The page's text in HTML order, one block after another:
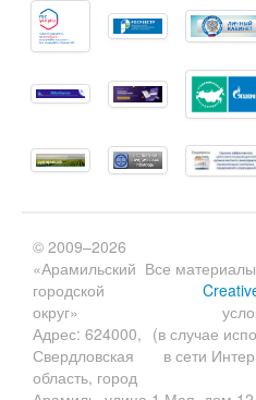
Все
(в случае
в сети
© 2009–2026
«Арамильский
городской
округ»
Адрес: 624000,
Свердловская
область, город